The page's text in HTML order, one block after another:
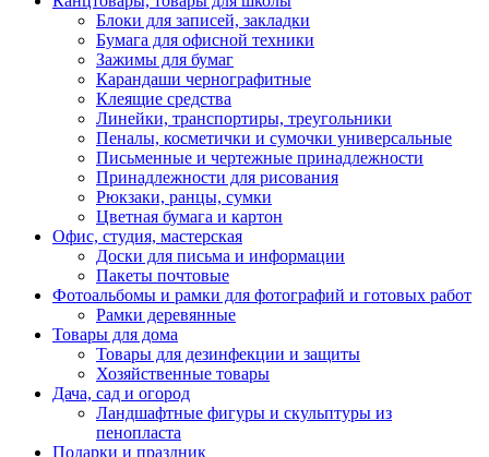
Блоки для записей, закладки
Бумага для офисной техники
Зажимы для бумаг
Карандаши чернографитные
Клеящие средства
Линейки, транспортиры, треугольники
Пеналы, косметички и сумочки универсальные
Письменные и чертежные принадлежности
Принадлежности для рисования
Рюкзаки, ранцы, сумки
Цветная бумага и картон
Офис, студия, мастерская
Доски для письма и информации
Пакеты почтовые
Фотоальбомы и рамки для фотографий и готовых работ
Рамки деревянные
Товары для дома
Товары для дезинфекции и защиты
Хозяйственные товары
Дача, сад и огород
Ландшафтные фигуры и скульптуры из
пенопласта
Подарки и праздник